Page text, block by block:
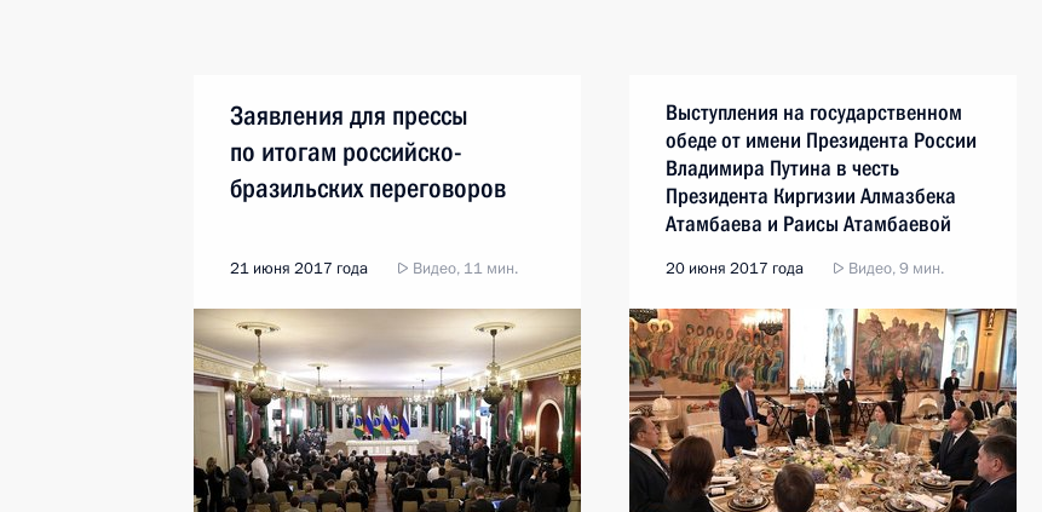
Заявления для прессы
по итогам российско-
бразильских переговоров
21 июня 2017 года Видео, 11 мин.
Выступления на государственном
обеде от имени Президента России
Владимира Путина в честь
Президента Киргизии Алмазбека
Атамбаева и Раисы Атамбаевой
20 июня 2017 года Видео, 9 мин.